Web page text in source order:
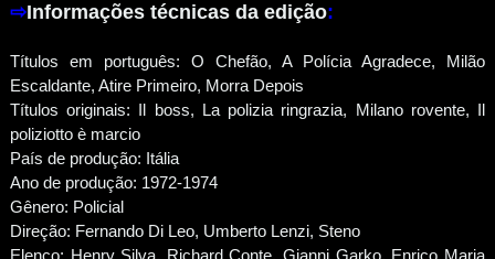
⇨Informações técnicas da edição:
Títulos em português: O Chefão, A Polícia Agradece, Milão
Escaldante, Atire Primeiro, Morra Depois
Títulos originais: Il boss, La polizia ringrazia, Milano rovente, Il
poliziotto è marcio
País de produção: Itália
Ano de produção: 1972-1974
Gênero: Policial
Direção: Fernando Di Leo, Umberto Lenzi, Steno